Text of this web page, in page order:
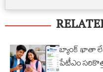
స్వీకారం
బ్యాంక్ ఖాతా
పేటీఎం